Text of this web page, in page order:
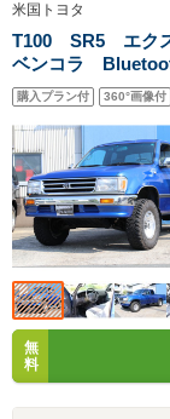
米国トヨタ
T100 SR5 エク
ベンコラ
ルハードカバー
ジン3400cc マッ
購入プラン付 360°画像付
無
料